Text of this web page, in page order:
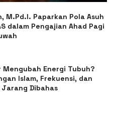
M.Pd.I. Paparkan Pola Asuh
dalam Pengajian Ahad Pagi
Mengubah Energi Tubuh?
Islam, Frekuensi, dan
Dibahas